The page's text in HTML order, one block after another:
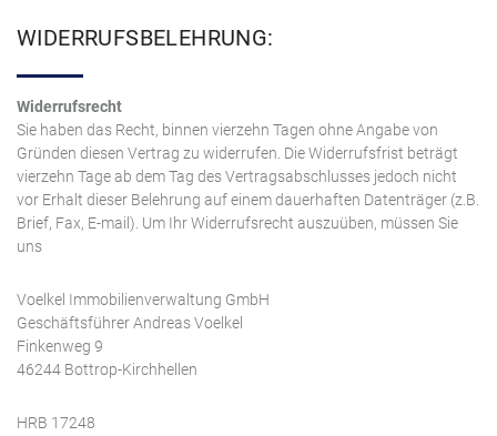
WIDERRUFSBELEHRUNG:
Widerrufsrecht
Sie haben das Recht, binnen vierzehn Tagen ohne Angabe von
Gründen diesen Vertrag zu widerrufen. Die Widerrufsfrist beträgt
vierzehn Tage ab dem Tag des Vertragsabschlusses jedoch nicht
vor Erhalt dieser Belehrung auf einem dauerhaften Datenträger (z.B.
Brief, Fax, E-mail). Um Ihr Widerrufsrecht auszuüben, müssen Sie
uns
Voelkel Immobilienverwaltung GmbH
Geschäftsführer Andreas Voelkel
Finkenweg 9
46244 Bottrop-Kirchhellen
HRB 17248